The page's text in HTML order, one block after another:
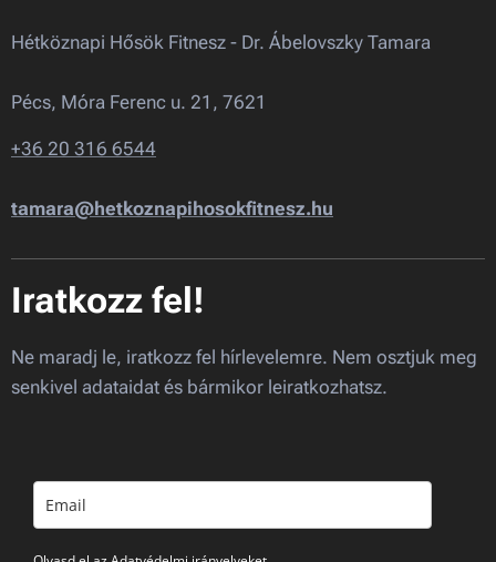
Hétköznapi Hősök Fitnesz - Dr. Ábelovszky Tamara
Pécs, Móra Ferenc u. 21, 7621
+36 20 316 6544
tamara@hetkoznapihosokfitnesz.hu
Iratkozz fel!
Ne maradj le, iratkozz fel hírlevelemre. Nem osztjuk meg
senkivel adataidat és bármikor leiratkozhatsz.